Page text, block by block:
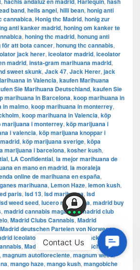
band, hells angel, hilli bean, honig anti
cannabica, Honig thc Madrid, honig zur
anti kanker madrid, honing om kanker te
, honing thc madrid, honung anti
för att bota cancer, honung thc cannabis,
jack herer, iceolator madrid, iceolator
madrid, insta-gram marihuana madrid,
sweet skunk, Jack 47, Jack Herer, jack
in Valencia, kaufen Marihuana
Sie Marihuana Deutschland, kaufen Sie
marihuana in Barcelona, koop marihuana in
in malmo, koop marihuana in monterrey,
, ​​koop marihuana in Valencia, köp
marijuana i monterrey, köp marijuana i
i valencia, köp marijuana knoppar i
, köp marijuana sverige, köpa
marijuana i barcelona, kosher kush,
, LA Confidential, la mejor marihuana de
en mano en madrid, la moraleja
online de marihuana en españa,
marihuana, Lemon Haze, lemon kush,
paris, lsd 13, lsd marihuana, lsd
weed seed, lucero marihuana, madrid buy
, madrid cannabis magazine,madrid club
, Madrid Clubs Cannabis, Madrid
Madrid deutschen Parteien von Norwegen
iceolator madrid iceolator jack herer,
, Madrid Sex ,Madrid thc Schokolade
, magnum autofloreciente, magnum weed,
, mango haze, mango kush, mangobiche
Us
Contact Us